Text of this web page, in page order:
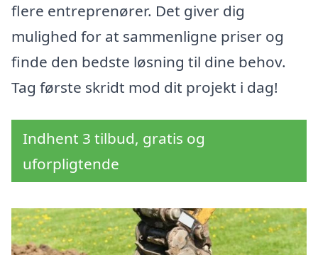
flere entreprenører. Det giver dig
mulighed for at sammenligne priser og
finde den bedste løsning til dine behov.
Tag første skridt mod dit projekt i dag!
Indhent 3 tilbud, gratis og
uforpligtende